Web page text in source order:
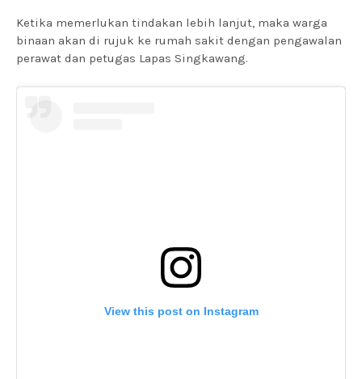
Ketika memerlukan tindakan lebih lanjut, maka warga
binaan akan di rujuk ke rumah sakit dengan pengawalan
perawat dan petugas Lapas Singkawang.
View this post on Instagram